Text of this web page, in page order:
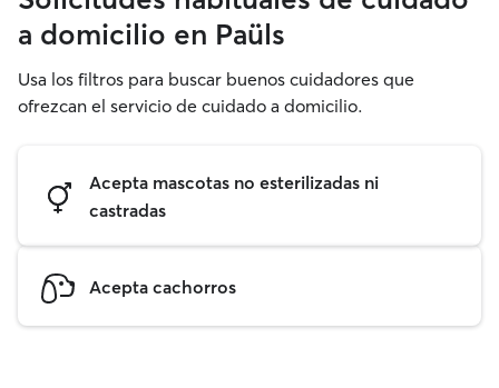
a domicilio en Paüls
Usa los filtros para buscar buenos cuidadores que
ofrezcan el servicio de cuidado a domicilio.
Acepta mascotas no esterilizadas ni
castradas
Acepta cachorros